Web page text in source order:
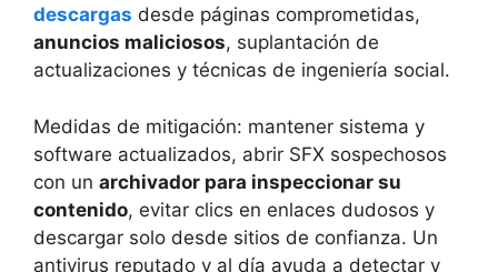
descargas desde páginas comprometidas,
anuncios maliciosos, suplantación de
actualizaciones y técnicas de ingeniería social.
Medidas de mitigación: mantener sistema y
software actualizados, abrir SFX sospechosos
con un archivador para inspeccionar su
contenido, evitar clics en enlaces dudosos y
descargar solo desde sitios de confianza. Un
antivirus reputado y al día ayuda a detectar y